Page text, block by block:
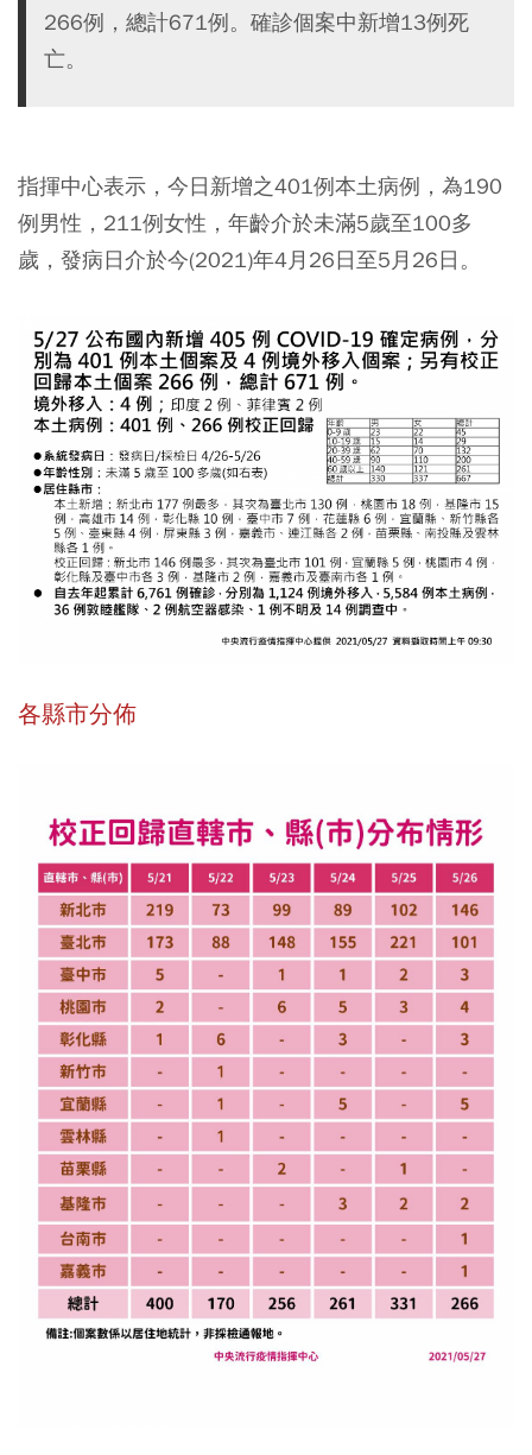
266例，總計671例。確診個案中新增13例死
亡。
指揮中心表示，今日新增之401例本土病例，為190
例男性，211例女性，年齡介於未滿5歲至100多
歲，發病日介於今(2021)年4月26日至5月26日。
各縣市分佈